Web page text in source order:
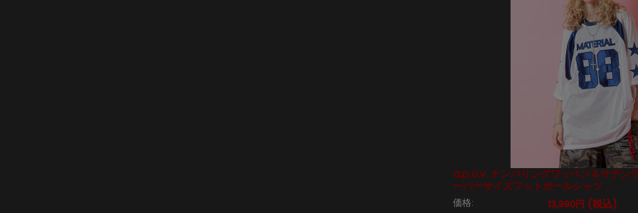
a.p.o.v. ナンバリングワッペン＆サテン
ーバーサイズフットボールシャツ
価格: 13,990円 (税込)